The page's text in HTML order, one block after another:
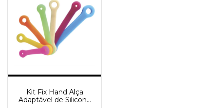
Kit Fix Hand Alça
Adaptável de Silicone